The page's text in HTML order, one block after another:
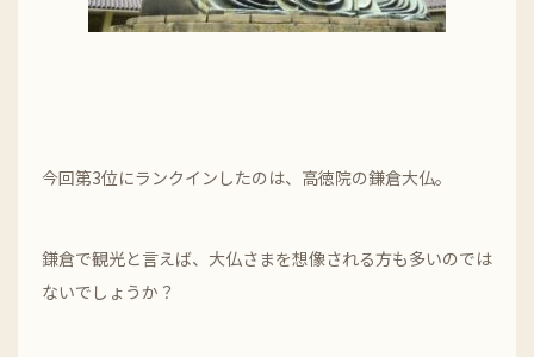
今回第3位にランクインしたのは、高徳院の鎌倉大仏。
鎌倉で観光と言えば、大仏さまを想像される方も多いのでは
ないでしょうか？